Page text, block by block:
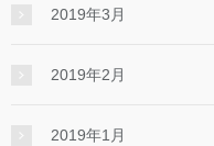
2019年3月
2019年2月
2019年1月